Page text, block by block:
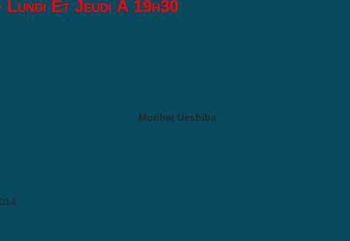
Lundi Et Jeudi À 19h30
Morihei Ueshiba